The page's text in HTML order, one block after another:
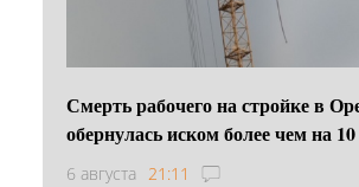
Смерть рабочего на стройке в
обернулась иском более чем на
6 августа 21:11